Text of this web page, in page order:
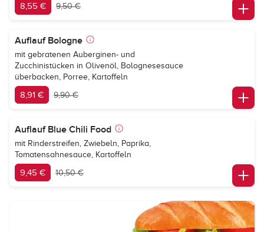
8,55 € 9,50 €
Auflauf Bologne
mit gebratenen Auberginen- und
Zucchinistücken in Olivenöl, Bolognesesauce
überbacken, Porree, Kartoffeln
8,91 € 9,90 €
Auflauf Blue Chili Food
mit Rinderstreifen, Zwiebeln, Paprika,
Tomatensahnesauce, Kartoffeln
9,45 € 10,50 €